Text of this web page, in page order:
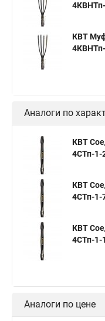
КВТ
Аналоги по
КВТ
4СТп-1-
КВТ
4СТп-1-
КВТ
4СТп-1-
Аналоги по цене